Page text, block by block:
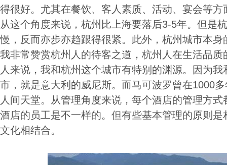
得很好。尤其在餐饮、客人素质、活动、宴会等
从这个角度来说，杭州比上海要落后3-5年。但是
慢，反而亦步亦趋跟得很紧。此外，杭州城市本
我非常赞赏杭州人的待客之道，杭州人在生活品
人来说，我和杭州这个城市有特别的渊源。因为
市，就是意大利的威尼斯。而马可波罗曾在1000
人间天堂。从管理角度来说，每个酒店的管理方
酒店的员工是不一样的。但有些基本管理的原则
文化相结合。